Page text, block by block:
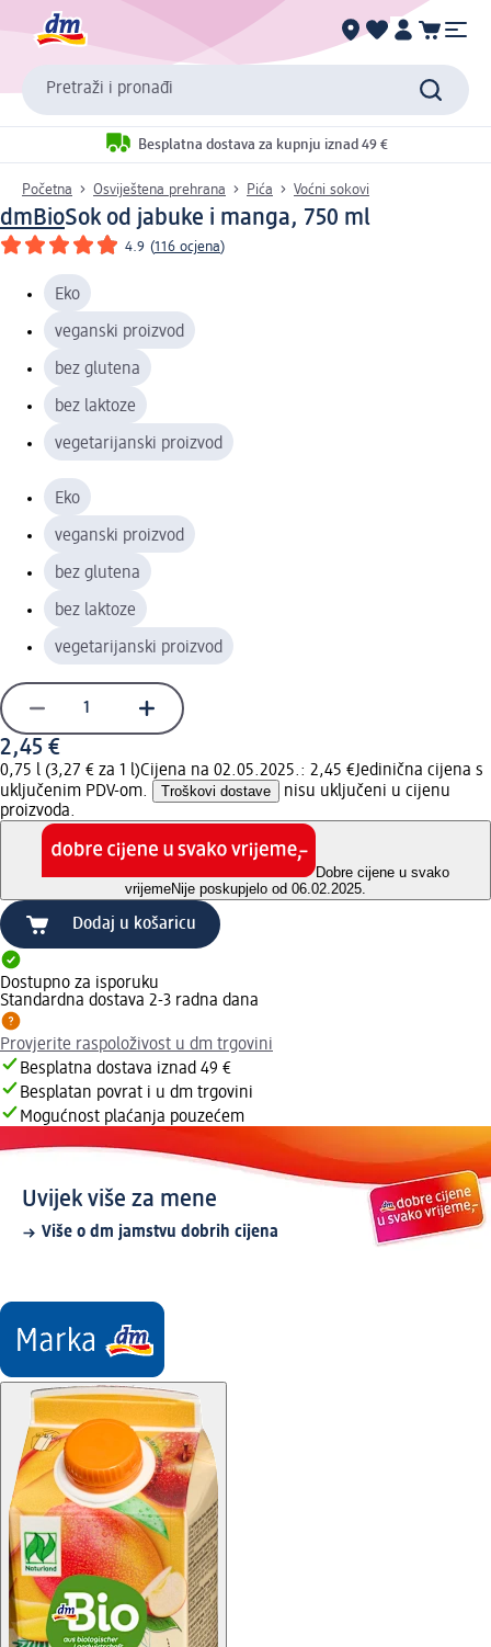
Pretraži i pronađi
Besplatna dostava za kupnju iznad 49 €
Početna Osviještena prehrana Pića Voćni sokovi
dmBioSok od jabuke i manga, 750 ml
4.9 (116 ocjena)
Eko
veganski proizvod
bez glutena
bez laktoze
vegetarijanski proizvod
Eko
veganski proizvod
bez glutena
bez laktoze
vegetarijanski proizvod
2,45 €
0,75 l (3,27 € za 1 l)Cijena na 02.05.2025.: 2,45 €Jedinična cijena s
uključenim PDV-om.
Troškovi dostave
nisu uključeni u cijenu
proizvoda.
Dobre cijene u svako
vrijemeNije poskupjelo od 06.02.2025.
Dodaj u košaricu
Dostupno za isporuku
Standardna dostava 2-3 radna dana
Provjerite raspoloživost u dm trgovini
Besplatna dostava iznad 49 €
Besplatan povrat i u dm trgovini
Mogućnost plaćanja pouzećem
Uvijek više za mene
Više o dm jamstvu dobrih cijena